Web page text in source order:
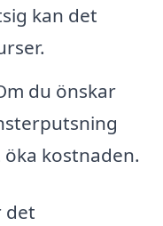
kan det
du önskar
kostnaden.
det